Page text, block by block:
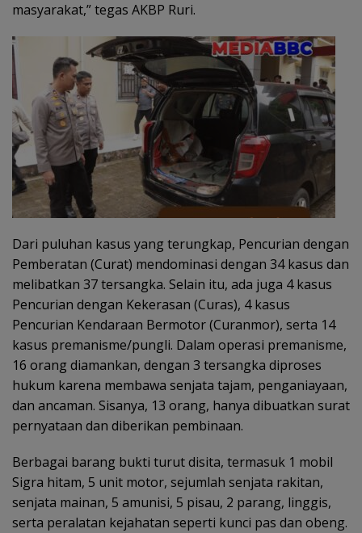
masyarakat,” tegas AKBP Ruri.
Dari puluhan kasus yang terungkap, Pencurian dengan
Pemberatan (Curat) mendominasi dengan 34 kasus dan
melibatkan 37 tersangka. Selain itu, ada juga 4 kasus
Pencurian dengan Kekerasan (Curas), 4 kasus
Pencurian Kendaraan Bermotor (Curanmor), serta 14
kasus premanisme/pungli. Dalam operasi premanisme,
16 orang diamankan, dengan 3 tersangka diproses
hukum karena membawa senjata tajam, penganiayaan,
dan ancaman. Sisanya, 13 orang, hanya dibuatkan surat
pernyataan dan diberikan pembinaan.
Berbagai barang bukti turut disita, termasuk 1 mobil
Sigra hitam, 5 unit motor, sejumlah senjata rakitan,
senjata mainan, 5 amunisi, 5 pisau, 2 parang, linggis,
serta peralatan kejahatan seperti kunci pas dan obeng.